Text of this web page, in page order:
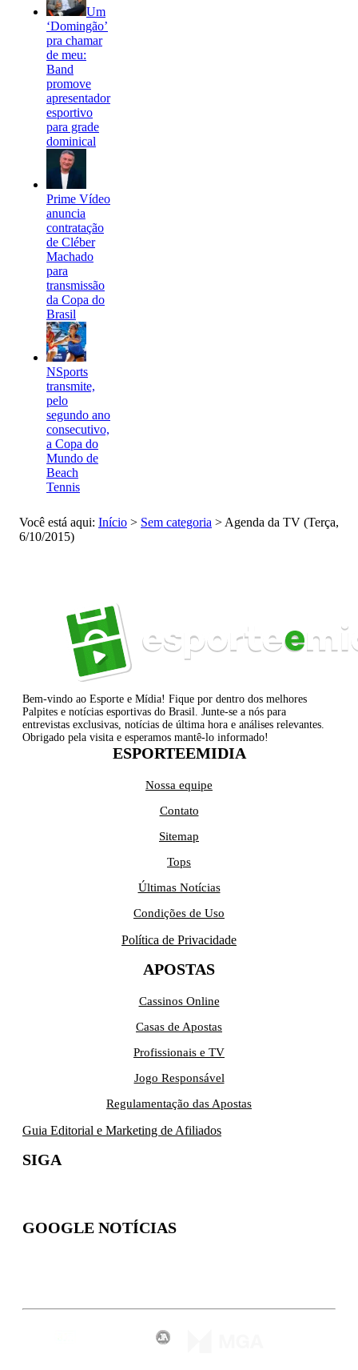
Um
‘Domingão’
pra chamar
de meu:
Band
promove
apresentador
esportivo
para grade
dominical
Prime Vídeo
anuncia
contratação
de Cléber
Machado
para
transmissão
da Copa do
Brasil
NSports
transmite,
pelo
segundo ano
consecutivo,
a Copa do
Mundo de
Beach
Tennis
Você está aqui: Início > Sem categoria > Agenda da TV (Terça,
6/10/2015)
Bem-vindo ao Esporte e Mídia! Fique por dentro dos melhores
Palpites e notícias esportivas do Brasil. Junte-se a nós para
entrevistas exclusivas, notícias de última hora e análises relevantes.
Obrigado pela visita e esperamos mantê-lo informado!
ESPORTEEMIDIA
Nossa equipe
Contato
Sitemap
Tops
Últimas Notícias
Condições de Uso
Política de Privacidade
APOSTAS
Cassinos Online
Casas de Apostas
Profissionais e TV
Jogo Responsável
Regulamentação das Apostas
Guia Editorial e Marketing de Afiliados
SIGA
GOOGLE NOTÍCIAS